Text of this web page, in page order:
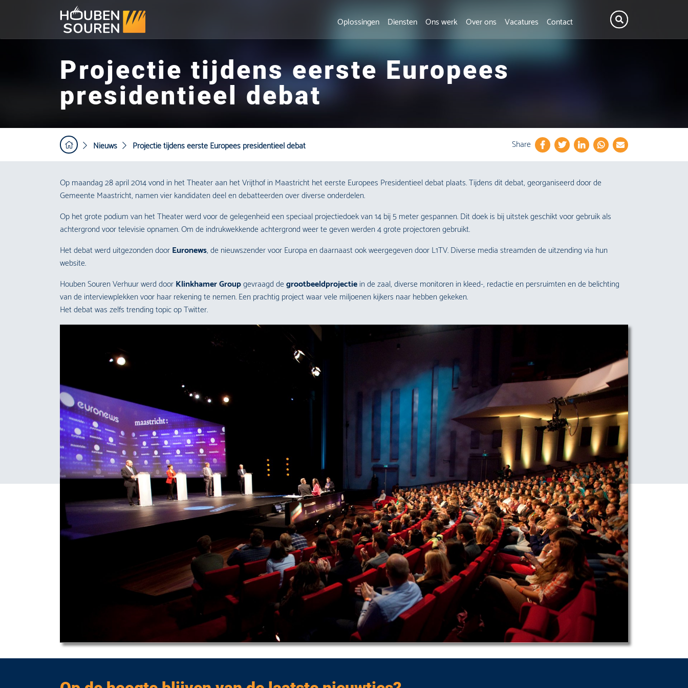
Oplossingen Diensten Ons werk Over ons Vacatures Contact
Projectie tijdens eerste Europees
presidentieel debat
Nieuws Projectie tijdens eerste Europees presidentieel debat Share
Op maandag 28 april 2014 vond in het Theater aan het Vrijthof in Maastricht het eerste Europees Presidentieel debat plaats. Tijdens dit debat, georganiseerd door de
Gemeente Maastricht, namen vier kandidaten deel en debatteerden over diverse onderdelen.
Op het grote podium van het Theater werd voor de gelegenheid een speciaal projectiedoek van 14 bij 5 meter gespannen. Dit doek is bij uitstek geschikt voor gebruik als
achtergrond voor televisie opnamen. Om de indrukwekkende achtergrond weer te geven werden 4 grote projectoren gebruikt.
Het debat werd uitgezonden doorEuronews, de nieuwszender voor Europa en daarnaast ook weergegeven door L1TV. Diverse media streamden de uitzending via hun
website.
Houben Souren Verhuur werd doorKlinkhamer Groupgevraagd degrootbeeldprojectiein de zaal, diverse monitoren in kleed-, redactie en persruimten en de belichting
van de interviewplekken voor haar rekening te nemen. Een prachtig project waar vele miljoenen kijkers naar hebben gekeken.
Het debat was zelfs trending topic op Twitter.